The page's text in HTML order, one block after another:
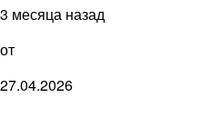
3 месяца назад
от
27.04.2026